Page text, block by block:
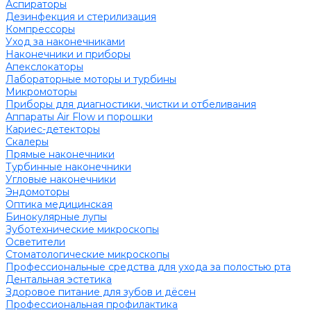
Аспираторы
Дезинфекция и стерилизация
Компрессоры
Уход за наконечниками
Наконечники и приборы
Апекслокаторы
Лабораторные моторы и турбины
Микромоторы
Приборы для диагностики, чистки и отбеливания
Аппараты Air Flow и порошки
Кариес-детекторы
Скалеры
Прямые наконечники
Турбинные наконечники
Угловые наконечники
Эндомоторы
Оптика медицинская
Бинокулярные лупы
Зуботехнические микроскопы
Осветители
Стоматологические микроскопы
Профессиональные средства для ухода за полостью рта
Дентальная эстетика
Здоровое питание для зубов и дёсен
Профессиональная профилактика